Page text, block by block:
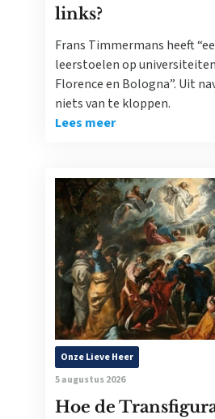
links?
Frans Timmermans heeft
leerstoelen op
Florence en Bologna”. Uit
niets van te kloppen.
Lees meer
Onze Lieve Heer
5 augustus 2026
Hoe de